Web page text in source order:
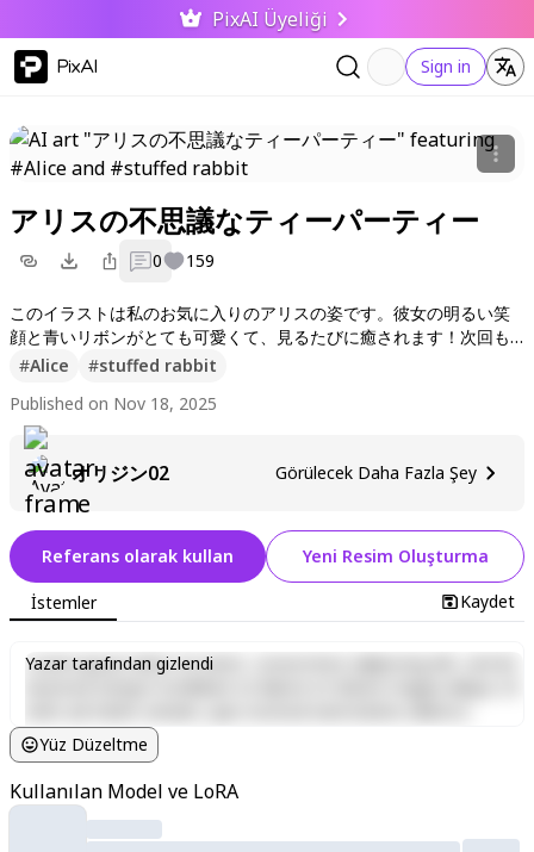
PixAI Üyeliği
PixAI Sign in
アリスの不思議なティーパーティー
0 159
このイラストは私のお気に入りのアリスの姿です。彼女の明るい笑
顔と青いリボンがとても可愛くて、見るたびに癒されます！次回も
素敵な作品をお届けするので、いいねとフォローをよろしくね！コ
#Alice #stuffed rabbit
Published on Nov 18, 2025
オリジン02 Görülecek Daha Fazla Şey
Referans olarak kullan Yeni Resim Oluşturma
İstemler Kaydet
Lorem ipsum dolor sit amet, consectetur adipiscing elit, sed do
laboris nisi ut aliquip ex ea commodo consequat. Duis aute irure
dolor in reprehenderit in voluptate velit esse cillum dolore eu
fugiat nulla pariatur. Excepteur sint occaecat cupidatat non
proident, sunt in culpa qui officia deserunt mollit anim id est
Yazar tarafından gizlendi
Yüz Düzeltme
Kullanılan Model ve LoRA